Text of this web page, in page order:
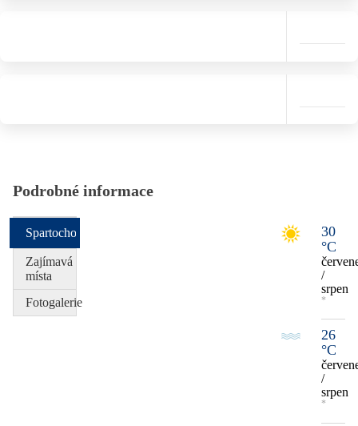
Podrobné informace
30
°C
/
srpen
*
26
°C
/
srpen
*
Spartochori
Zajímavá
místa
Fotogalerie